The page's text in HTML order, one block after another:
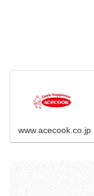
www.acecook.co.jp